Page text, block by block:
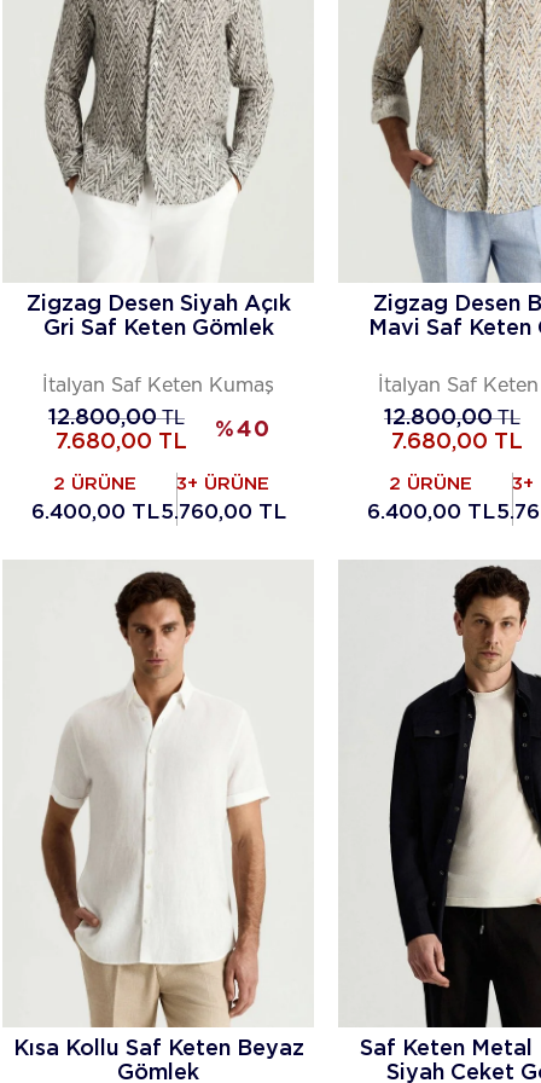
Zigzag Desen Siyah Açık
Gri Saf Keten Gömlek
İtalyan Saf Keten Kumaş
12.800,00TL
7.680,00 TL
%40
2 ÜRÜNE
6.400,00 TL
3+ ÜRÜNE
5.760,00 TL
Zigzag Desen
Mavi Saf Keten
İtalyan Saf
12.800,00TL
7.680,00 TL
2 ÜRÜNE
6.400,00 TL
3+
Kısa Kollu Saf Keten Beyaz
Gömlek
Saf Keten Metal
Siyah Ceket